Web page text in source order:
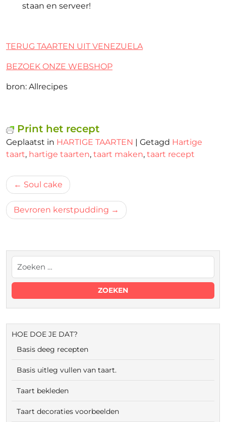
staan en serveer!
TERUG TAARTEN UIT VENEZUELA
BEZOEK ONZE WEBSHOP
bron: Allrecipes
Print het recept
Geplaatst in HARTIGE TAARTEN | Getagd Hartige
taart, hartige taarten, taart maken, taart recept
Bericht
navigatie
Soul cake
Bevroren kerstpudding
HOE DOE JE DAT?
Basis deeg recepten
Basis uitleg vullen van taart.
Taart bekleden
Taart decoraties voorbeelden